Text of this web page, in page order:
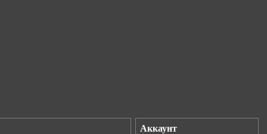
Аккаунт